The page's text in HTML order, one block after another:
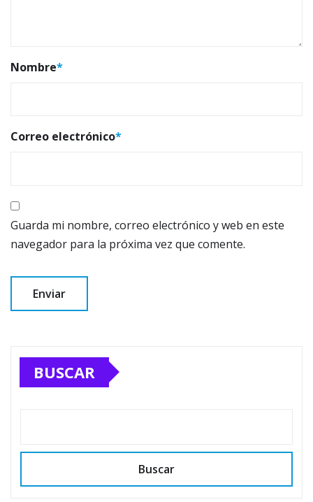
Nombre*
Correo electrónico*
Guarda mi nombre, correo electrónico y web en este
navegador para la próxima vez que comente.
BUSCAR
Buscar